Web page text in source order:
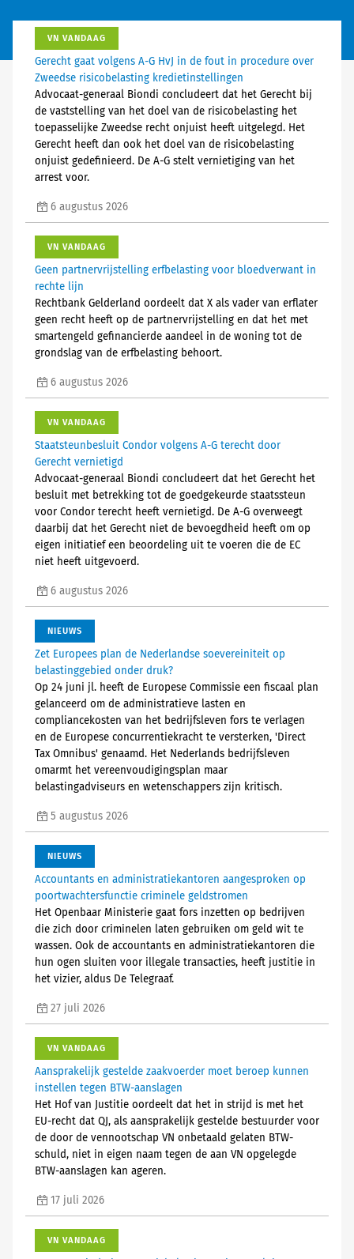
VN VANDAAG
Gerecht gaat volgens A-G HvJ in de fout in procedure over
Zweedse risicobelasting kredietinstellingen
Advocaat-generaal Biondi concludeert dat het Gerecht bij
de vaststelling van het doel van de risicobelasting het
toepasselijke Zweedse recht onjuist heeft uitgelegd. Het
Gerecht heeft dan ook het doel van de risicobelasting
onjuist gedefinieerd. De A-G stelt vernietiging van het
arrest voor.
6 augustus 2026
VN VANDAAG
Geen partnervrijstelling erfbelasting voor bloedverwant in
rechte lijn
Rechtbank Gelderland oordeelt dat X als vader van erflater
geen recht heeft op de partnervrijstelling en dat het met
smartengeld gefinancierde aandeel in de woning tot de
grondslag van de erfbelasting behoort.
6 augustus 2026
VN VANDAAG
Staatsteunbesluit Condor volgens A-G terecht door
Gerecht vernietigd
Advocaat-generaal Biondi concludeert dat het Gerecht het
besluit met betrekking tot de goedgekeurde staatssteun
voor Condor terecht heeft vernietigd. De A-G overweegt
daarbij dat het Gerecht niet de bevoegdheid heeft om op
eigen initiatief een beoordeling uit te voeren die de EC
niet heeft uitgevoerd.
6 augustus 2026
NIEUWS
Zet Europees plan de Nederlandse soevereiniteit op
belastinggebied onder druk?
Op 24 juni jl. heeft de Europese Commissie een fiscaal plan
gelanceerd om de administratieve lasten en
compliancekosten van het bedrijfsleven fors te verlagen
en de Europese concurrentiekracht te versterken, 'Direct
Tax Omnibus' genaamd. Het Nederlands bedrijfsleven
omarmt het vereenvoudigingsplan maar
belastingadviseurs en wetenschappers zijn kritisch.
5 augustus 2026
NIEUWS
Accountants en administratiekantoren aangesproken op
poortwachtersfunctie criminele geldstromen
Het Openbaar Ministerie gaat fors inzetten op bedrijven
die zich door criminelen laten gebruiken om geld wit te
wassen. Ook de accountants en administratiekantoren die
hun ogen sluiten voor illegale transacties, heeft justitie in
het vizier, aldus De Telegraaf.
27 juli 2026
VN VANDAAG
Aansprakelijk gestelde zaakvoerder moet beroep kunnen
instellen tegen BTW-aanslagen
Het Hof van Justitie oordeelt dat het in strijd is met het
EU-recht dat QJ, als aansprakelijk gestelde bestuurder voor
de door de vennootschap VN onbetaald gelaten BTW-
schuld, niet in eigen naam tegen de aan VN opgelegde
BTW-aanslagen kan ageren.
17 juli 2026
VN VANDAAG